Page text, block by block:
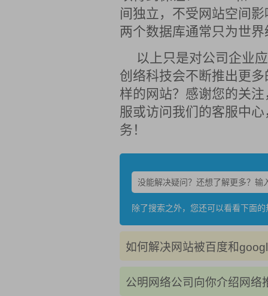
间独立，不受网站空间
两个数据库通常只为世
以上只是对公司企业
创络科技会不断推出更
样的网站？感谢您的关
服或访问我们的客服中心
务！
除了搜索之外，您还可以看看下面
如何解决网站被百度和
公明网络公司向你介绍网络